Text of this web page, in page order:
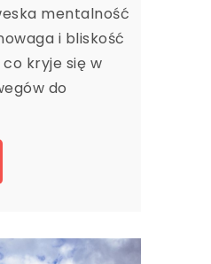
mentalność
i bliskość
kryje się w
do